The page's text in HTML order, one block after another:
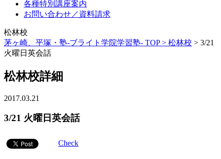
各種特別講座案内
お問い合わせ／資料請求
松林校
茅ヶ崎、平塚・塾-ブライト学院学習塾- TOP > 松林校 > 3/21
火曜日英会話
松林校詳細
2017.03.21
3/21 火曜日英会話
Check